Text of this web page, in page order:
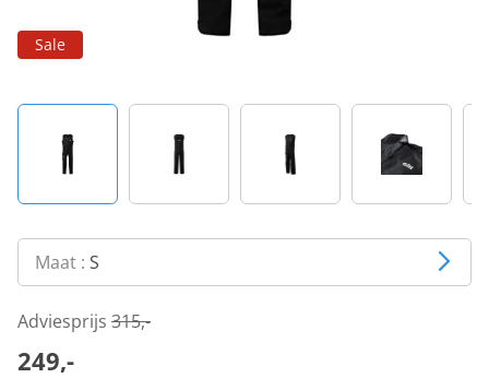
Sale
Maat : S
Adviesprijs 315,-
249,-